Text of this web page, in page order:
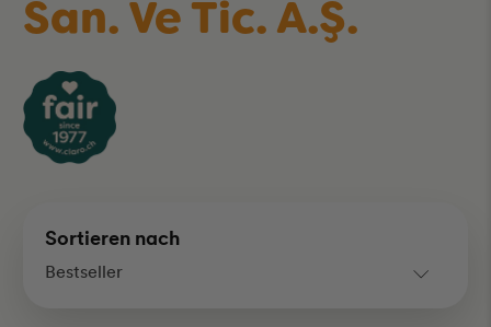
San. Ve Tic. A.Ş.
Sortieren nach